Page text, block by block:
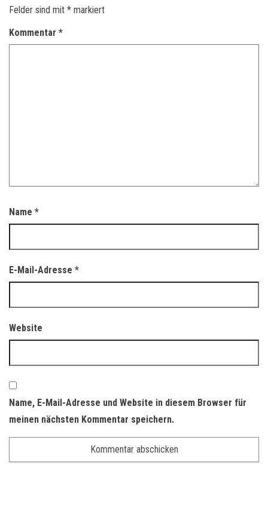
Felder sind mit * markiert
Kommentar *
Name *
E-Mail-Adresse *
Website
Name, E-Mail-Adresse und Website in diesem Browser für
meinen nächsten Kommentar speichern.